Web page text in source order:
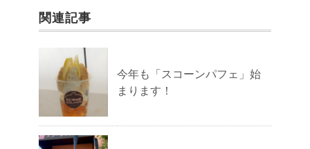
関連記事
今年も「スコーンパフェ」始
まります！